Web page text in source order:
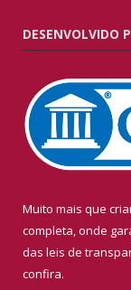
DESENVOLVIDO
Muito mais que
completa, onde
das leis de
confira.